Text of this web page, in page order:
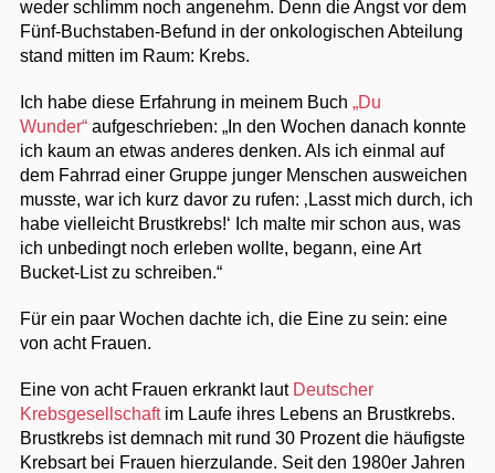
weder schlimm noch angenehm. Denn die Angst vor dem
Fünf-Buchstaben-Befund in der onkologischen Abteilung
stand mitten im Raum: Krebs.
Ich habe diese Erfahrung in meinem Buch „Du
Wunder“ aufgeschrieben: „In den Wochen danach konnte
ich kaum an etwas anderes denken. Als ich einmal auf
dem Fahrrad einer Gruppe junger Menschen ausweichen
musste, war ich kurz davor zu rufen: ‚Lasst mich durch, ich
habe vielleicht Brustkrebs!‘ Ich malte mir schon aus, was
ich unbedingt noch erleben wollte, begann, eine Art
Bucket-List zu schreiben.“
Für ein paar Wochen dachte ich, die Eine zu sein: eine
von acht Frauen.
Eine von acht Frauen erkrankt laut Deutscher
Krebsgesellschaftim Laufe ihres Lebens an Brustkrebs.
Brustkrebs ist demnach mit rund 30 Prozent die häufigste
Krebsart bei Frauen hierzulande. Seit den 1980er Jahren